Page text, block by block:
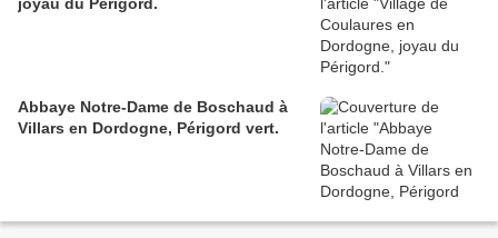
Abbaye Notre-Dame de Boschaud à
Villars en Dordogne, Périgord vert.